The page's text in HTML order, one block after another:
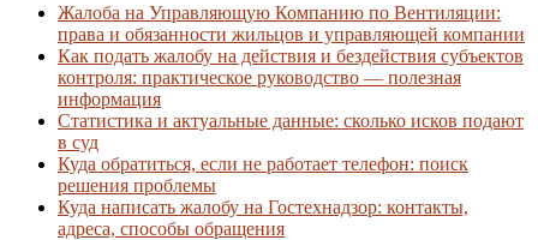
Жалоба на Управляющую Компанию по Вентиляции:
права и обязанности жильцов и управляющей компании
Как подать жалобу на действия и бездействия субъектов
контроля: практическое руководство — полезная
информация
Статистика и актуальные данные: сколько исков подают
в суд
Куда обратиться, если не работает телефон: поиск
решения проблемы
Куда написать жалобу на Гостехнадзор: контакты,
адреса, способы обращения